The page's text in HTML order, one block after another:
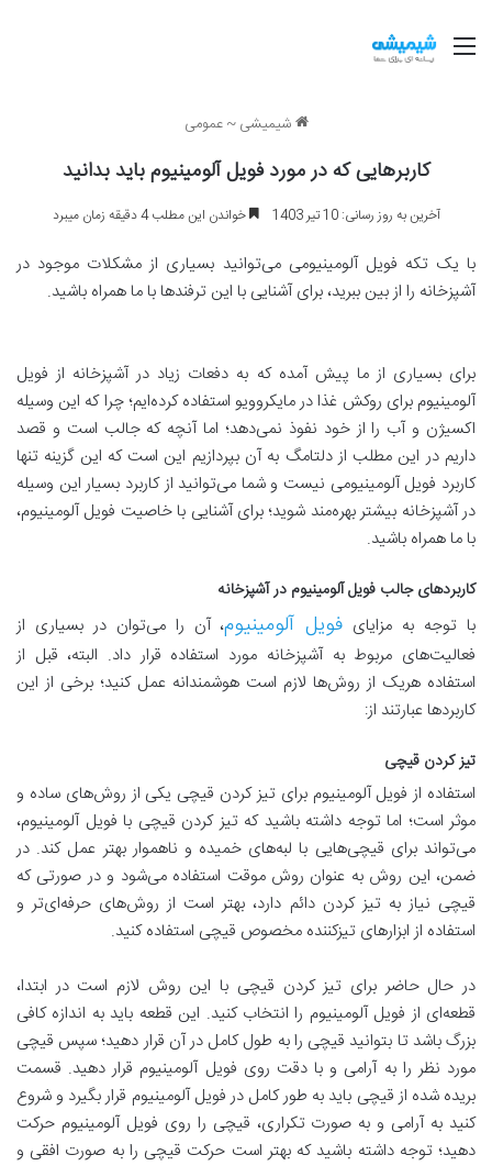
منو
شیمیشی ~ عمومی
کاربرهایی که در مورد فویل آلومینیوم باید بدانید
آخرین به روز رسانی: 10 تیر 1403 خواندن این مطلب 4 دقیقه زمان میبرد
با یک تکه فویل آلومینیومی می‌توانید بسیاری از مشکلات موجود در
آشپزخانه را از بین ببرید، برای آشنایی با این ترفندها با ما همراه باشید.
برای بسیاری از ما پیش آمده که به دفعات زیاد در آشپزخانه از فویل
آلومینیوم برای روکش غذا در مایکروویو استفاده کرده‌ایم؛ چرا که این وسیله
اکسیژن و آب را از خود نفوذ نمی‌دهد؛ اما آنچه که جالب است و قصد
داریم در این مطلب از دلتامگ به آن بپردازیم این است که این گزینه تنها
کاربرد فویل آلومینیومی نیست و شما می‌توانید از کاربرد بسیار این وسیله
در آشپزخانه بیشتر بهره‌مند شوید؛ برای آشنایی با خاصیت فویل آلومینیوم،
با ما همراه باشید.
کاربردهای جالب فویل آلومینیوم در آشپزخانه
با توجه به مزایای فویل آلومینیوم، آن را می‌توان در بسیاری از
فعالیت‌های مربوط به آشپزخانه مورد استفاده قرار داد. البته، قبل از
استفاده هریک از روش‌ها لازم است هوشمندانه عمل کنید؛ برخی از این
کاربردها عبارتند از:
تیز کردن قیچی
استفاده از فویل آلومینیوم برای تیز کردن قیچی یکی از روش‌های ساده و
موثر است؛ اما توجه داشته باشید که تیز کردن قیچی با فویل آلومینیوم،
می‌تواند برای قیچی‌هایی با لبه‌های خمیده و ناهموار بهتر عمل کند. در
ضمن، این روش به عنوان روش موقت استفاده می‌شود و در صورتی که
قیچی نیاز به تیز کردن دائم دارد، بهتر است از روش‌های حرفه‌ای‌تر و
استفاده از ابزارهای تیزکننده مخصوص قیچی استفاده کنید.
در حال حاضر برای تیز کردن قیچی با این روش لازم است در ابتدا،
قطعه‌ای از فویل آلومینیوم را انتخاب کنید. این قطعه باید به اندازه کافی
بزرگ باشد تا بتوانید قیچی را به طول کامل در آن قرار دهید؛ سپس قیچی
مورد نظر را به آرامی و با دقت روی فویل آلومینیوم قرار دهید. قسمت
بریده شده از قیچی باید به طور کامل در فویل آلومینیوم قرار بگیرد و شروع
کنید به آرامی و به صورت تکراری، قیچی را روی فویل آلومینیوم حرکت
دهید؛ توجه داشته باشید که بهتر است حرکت قیچی را به صورت افقی و